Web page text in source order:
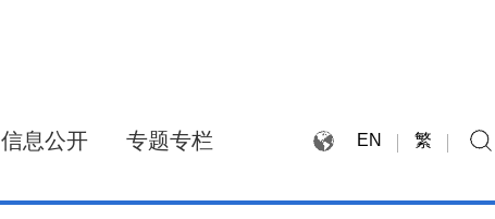
信息公开 专题专栏 EN 繁